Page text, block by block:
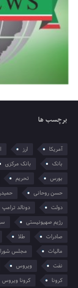
برچسب ها
آمریکا ارز
بانک
بانک مرکزی
بورس
تحریم
حسن روحانی
دولت
دونالد ترامپ
رژیم صهیونیستی
صادرات
طلا
مالیات
مجلس
نفت
ویروس
کرونا
کرونا ویروس